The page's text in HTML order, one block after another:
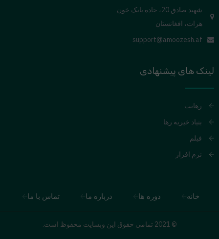
شهید صادق 20، جاده بانک خون
هرات، افغانستان
support@amoozesh.af
لینک های پیشنهادی
رهانت
بنیاد خیریه رها
فیلم
نرم افزار
خانه دوره ها درباره ما تماس با ما
© 2021 تمامی حقوق این وبسایت محفوظ است.